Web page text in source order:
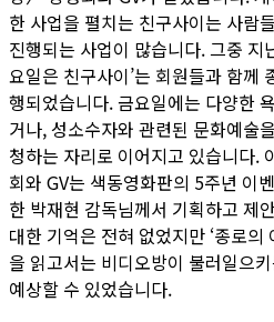
한 사업을 펼치는 친구사이는 사람
진행되는 사업이 많습니다. 그중 지
요일은 친구사이’는 회원들과 함께
행되었습니다. 금요일에는 다양한
거나, 성소수자와 관련된 문화예술
청하는 자리로 이어지고 있습니다.
회와 GV는 색동영화판의 5주년 이
한 박재현 감독님께서 기획하고 제
대한 기억은 전혀 없었지만 ‘종로의
을 읽고서는 비디오방이 불러일으
예상할 수 있었습니다.